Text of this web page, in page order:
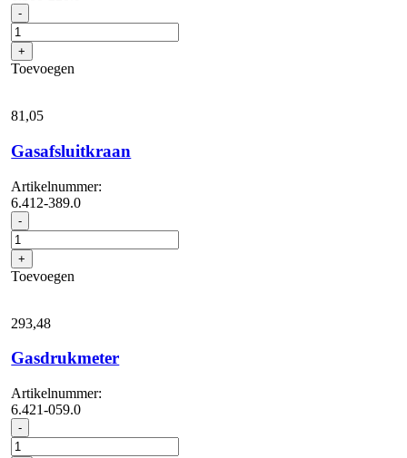
- Geribbelde
gasslang
aantal
+
Toevoegen
81,05
Gasafsluitkraan
Artikelnummer:
6.412-389.0
- Gasafsluitkraan
aantal
+
Toevoegen
293,48
Gasdrukmeter
Artikelnummer:
6.421-059.0
- Gasdrukmeter
aantal